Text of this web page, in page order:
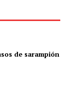
de sarampión